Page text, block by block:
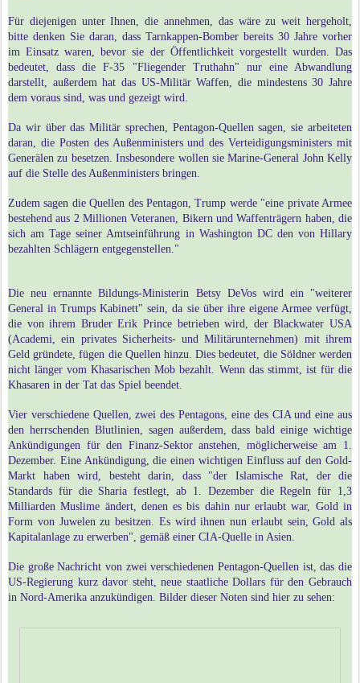
Für diejenigen unter Ihnen, die annehmen, das wäre zu weit hergeholt,
bitte denken Sie daran, dass Tarnkappen-Bomber bereits 30 Jahre vorher
im Einsatz waren, bevor sie der Öffentlichkeit vorgestellt wurden. Das
bedeutet, dass die F-35 "Fliegender Truthahn" nur eine Abwandlung
darstellt, außerdem hat das US-Militär Waffen, die mindestens 30 Jahre
dem voraus sind, was und gezeigt wird.
Da wir über das Militär sprechen, Pentagon-Quellen sagen, sie arbeiteten
daran, die Posten des Außenministers und des Verteidigungsministers mit
Generälen zu besetzen. Insbesondere wollen sie Marine-General John Kelly
auf die Stelle des Außenministers bringen.
Zudem sagen die Quellen des Pentagon, Trump werde "eine private Armee
bestehend aus 2 Millionen Veteranen, Bikern und Waffenträgern haben, die
sich am Tage seiner Amtseinführung in Washington DC den von Hillary
bezahlten Schlägern entgegenstellen."
Die neu ernannte Bildungs-Ministerin Betsy DeVos wird ein "weiterer
General in Trumps Kabinett" sein, da sie über ihre eigene Armee verfügt,
die von ihrem Bruder Erik Prince betrieben wird, der Blackwater USA
(Academi, ein privates Sicherheits- und Militärunternehmen) mit ihrem
Geld gründete, fügen die Quellen hinzu. Dies bedeutet, die Söldner werden
nicht länger vom Khasarischen Mob bezahlt. Wenn das stimmt, ist für die
Khasaren in der Tat das Spiel beendet.
Vier verschiedene Quellen, zwei des Pentagons, eine des CIA und eine aus
den herrschenden Blutlinien, sagen außerdem, dass bald einige wichtige
Ankündigungen für den Finanz-Sektor anstehen, möglicherweise am 1.
Dezember. Eine Ankündigung, die einen wichtigen Einfluss auf den Gold-
Markt haben wird, besteht darin, dass "der Islamische Rat, der die
Standards für die Sharia festlegt, ab 1. Dezember die Regeln für 1,3
Milliarden Muslime ändert, denen es bis dahin nur erlaubt war, Gold in
Form von Juwelen zu besitzen. Es wird ihnen nun erlaubt sein, Gold als
Kapitalanlage zu erwerben", gemäß einer CIA-Quelle in Asien.
Die große Nachricht von zwei verschiedenen Pentagon-Quellen ist, das die
US-Regierung kurz davor steht, neue staatliche Dollars für den Gebrauch
in Nord-Amerika anzukündigen. Bilder dieser Noten sind hier zu sehen: